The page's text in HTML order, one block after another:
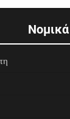
Νομικά